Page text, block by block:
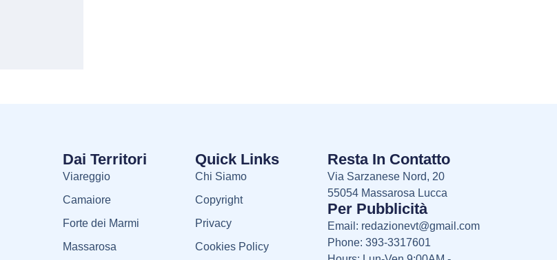
Dai Territori
Viareggio
Camaiore
Forte dei Marmi
Massarosa
Quick Links
Chi Siamo
Copyright
Privacy
Cookies Policy
Resta In Contatto
Via Sarzanese Nord, 20
55054 Massarosa Lucca
Per Pubblicità
Email: redazionevt@gmail.com
Phone: 393-3317601